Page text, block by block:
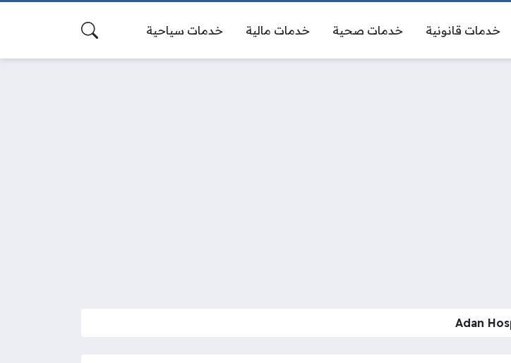
خدمات قانونية خدمات صحية خدمات مالية خدمات سياحية